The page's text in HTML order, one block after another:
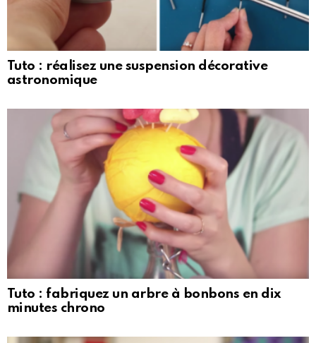
Tuto : réalisez une suspension décorative
astronomique
Tuto : fabriquez un arbre à bonbons en dix
minutes chrono